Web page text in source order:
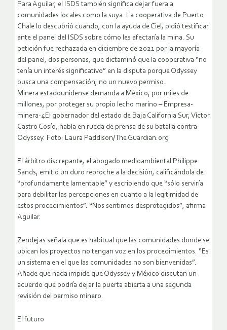
Para Aguilar, el ISDS también significa dejar fuera a
comunidades locales como la suya. La cooperativa de Puerto
Chale lo descubrió cuando, con la ayuda de Ciel, pidió testificar
ante el panel del ISDS sobre cómo les afectaría la mina. Su
petición fue rechazada en diciembre de 2021 por la mayoría
del panel, dos personas, que dictaminó que la cooperativa “no
tenía un interés significativo” en la disputa porque Odyssey
busca una compensación, no un nuevo permiso.
Minera estadounidense demanda a México, por miles de
millones, por proteger su propio lecho marino – Empresa-
minera-4El gobernador del estado de Baja California Sur, Víctor
Castro Cosío, habla en rueda de prensa de su batalla contra
Odyssey. Foto: Laura Paddison/The Guardian.org
El árbitro discrepante, el abogado medioambiental Philippe
Sands, emitió un duro reproche a la decisión, calificándola de
“profundamente lamentable” y escribiendo que “sólo serviría
para debilitar las percepciones en cuanto a la legitimidad de
estos procedimientos”. “Nos sentimos desprotegidos”, afirma
Aguilar.
Zendejas señala que es habitual que las comunidades donde se
ubican los proyectos no tengan voz en los procedimientos. “Es
un sistema en el que las comunidades no son bienvenidas”.
Añade que nada impide que Odyssey y México discutan un
acuerdo que podría dejar la puerta abierta a una segunda
revisión del permiso minero.
El futuro